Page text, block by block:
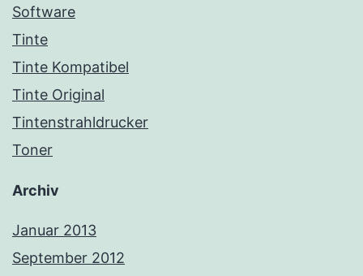
Software
Tinte
Tinte Kompatibel
Tinte Original
Tintenstrahldrucker
Toner
Archiv
Januar 2013
September 2012